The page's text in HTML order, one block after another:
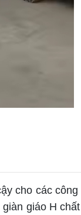
cho các
giáo H